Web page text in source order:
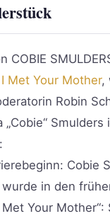
COBIE
Met Your Mother,
Robin
„Cobie“
Cobie
in den
Your